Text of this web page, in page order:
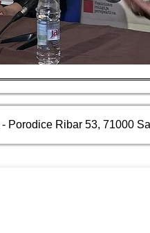
- Porodice Ribar 53, 71000